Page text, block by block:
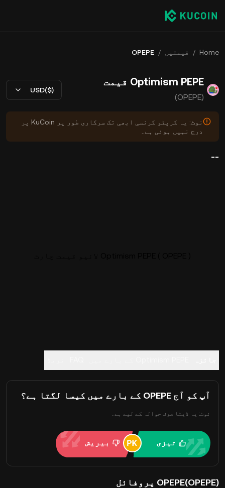
Home
/ قیمتیں /
OPEPE
Optimism PEPE قیمت
(OPEPE)
USD($)
نوٹ: یہ کرپٹو کرنسی ابھی تک سرکاری طور پر KuCoin پر
درج نہیں ہوئی ہے۔
--
آپ کو آج OPEPE کے بارے میں کیسا لگتا ہے؟
نوٹ: یہ ڈیٹا صرف حوالہ کے لیے ہے۔
تیزی بیریش
OPEPE(OPEPE) پروفائل